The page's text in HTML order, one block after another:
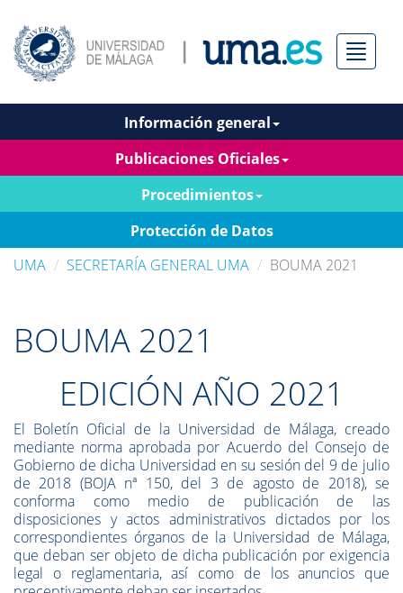
Menú
Información general
Publicaciones Oficiales
Procedimientos
Protección de Datos
UMA
SECRETARÍA GENERAL UMA BOUMA 2021
BOUMA 2021
EDICIÓN AÑO 2021
El Boletín Oficial de la Universidad de Málaga, creado
mediante norma aprobada por Acuerdo del Consejo de
Gobierno de dicha Universidad en su sesión del 9 de julio
de 2018 (BOJA nª 150, del 3 de agosto de 2018), se
conforma como medio de publicación de las
disposiciones y actos administrativos dictados por los
correspondientes órganos de la Universidad de Málaga,
que deban ser objeto de dicha publicación por exigencia
legal o reglamentaria, así como de los anuncios que